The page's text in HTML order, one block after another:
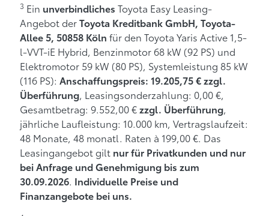
3 Ein unverbindliches Toyota Easy Leasing-
Angebot derToyota Kreditbank GmbH, Toyota-
Allee 5, 50858 Köln für den Toyota Yaris Active 1,5-
l-VVT-iE Hybrid, Benzinmotor 68 kW (92 PS) und
Elektromotor 59 kW (80 PS), Systemleistung 85 kW
(116 PS): Anschaffungspreis: 19.205,75 € zzgl.
Überführung, Leasingsonderzahlung: 0,00 €,
Gesamtbetrag: 9.552,00 €zzgl. Überführung,
jährliche Laufleistung: 10.000 km, Vertragslaufzeit:
48 Monate, 48 monatl. Raten à 199,00 €. Das
Leasingangebot gilt nur für Privatkunden und nur
bei Anfrage und Genehmigung bis zum
30.09.2026. Individuelle Preise und
Finanzangebote bei uns.